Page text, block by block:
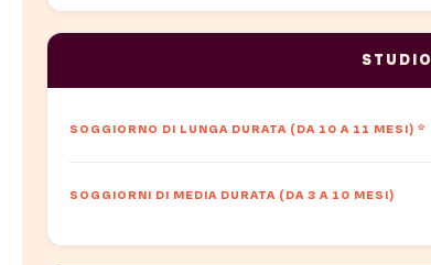
STUDIO
SOGGIORNO DI LUNGA DURATA (DA 10 A 11 MESI) *
SOGGIORNI DI MEDIA DURATA (DA 3 A 10 MESI)